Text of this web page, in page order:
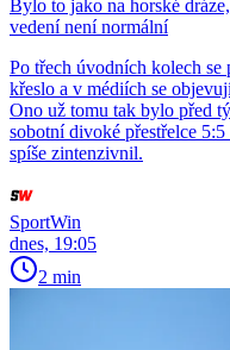
Bylo to jako na horské
vedení není normální
Po třech úvodních kolech se
křeslo a v médiích se
Ono už tomu tak bylo před
sobotní divoké přestřelce
spíše zintenzivnil.
SportWin
dnes, 19:05
2 min